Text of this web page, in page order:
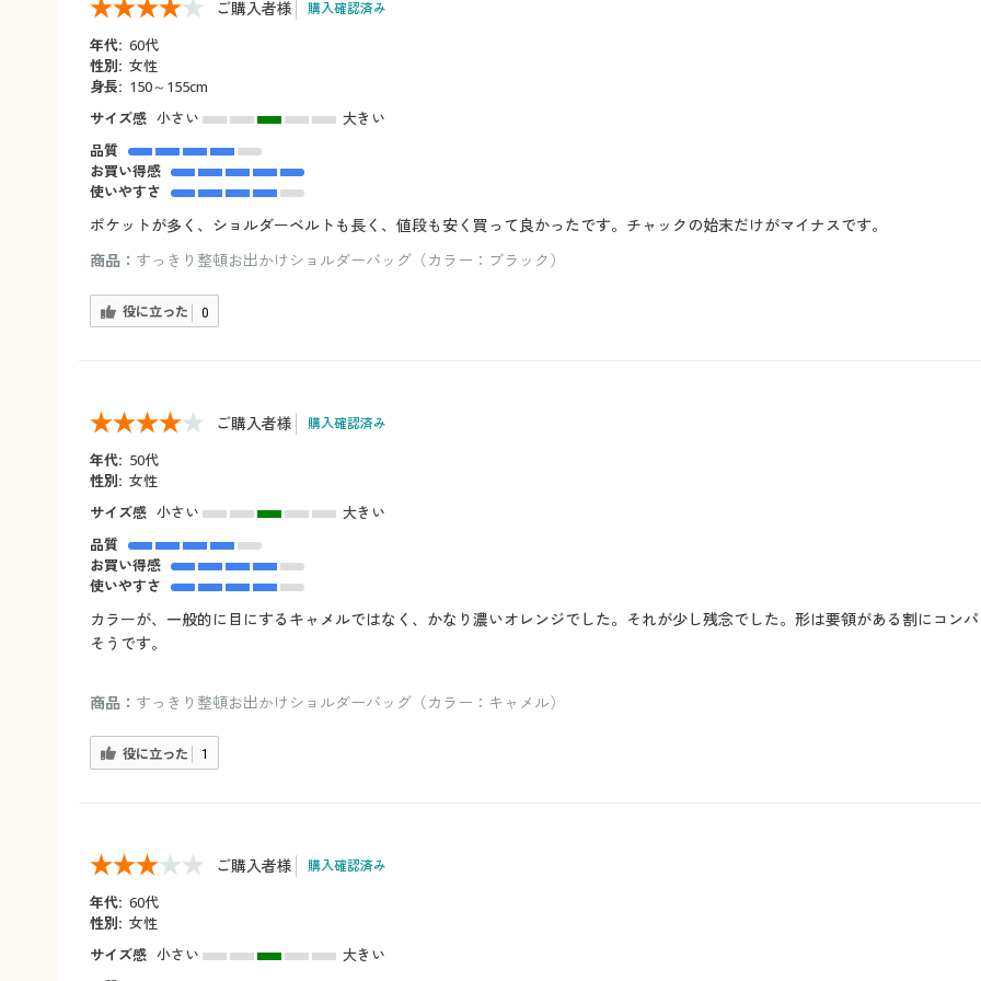
ご購入者様 購入確認済み
年代: 60代
性別: 女性
身長: 150～155cm
サイズ感 小さい
大きい
品質
お買い得感
使いやすさ
ポケットが多く、ショルダーベルトも長く、値段も安く買って良かったです。チャックの始末だけがマイナスです。
商品： すっきり整頓お出かけショルダーバッグ（カラー：ブラック）
役に立った 0
ご購入者様 購入確認済み
年代: 50代
性別: 女性
サイズ感 小さい
大きい
品質
お買い得感
使いやすさ
カラーが、一般的に目にするキャメルではなく、かなり濃いオレンジでした。それが少し残念でした。形は要領がある割にコン
そうです。
商品： すっきり整頓お出かけショルダーバッグ（カラー：キャメル）
役に立った 1
ご購入者様 購入確認済み
年代: 60代
性別: 女性
サイズ感 小さい
大きい